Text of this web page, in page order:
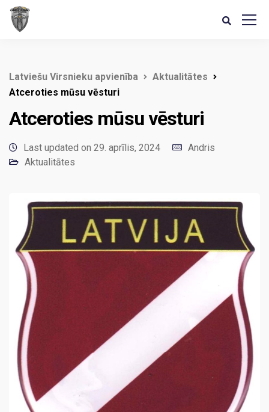
Latviešu Virsnieku apvienība
Aktualitātes
Atceroties mūsu vēsturi
Atceroties mūsu vēsturi
Last updated on 29. aprīlis, 2024
Andris
Aktualitātes